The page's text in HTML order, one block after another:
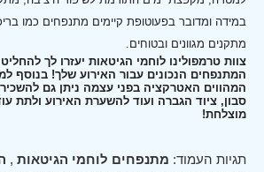
במידה ומדובר בפעוטופת קיימים מתנפחים כמו
מתקנים מגוונים ובטוחים.
צוות טרמפולינו לוחמי הגיטאות יעזרו לך
המתנפחים הנכונים עבור האירוע שלך! בנוסף
המהווים האטרקציה בפני עצמה ניתן גם להשכיר
סבון, ציוד הגברה ועוד להשערת האירוע ולתת
מוצלחת!
תגיות העמוד: מתנפחים לוחמי הגיטאות ,